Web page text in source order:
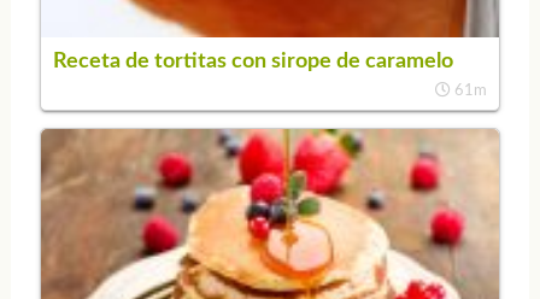
Receta de tortitas con sirope de caramelo
61m